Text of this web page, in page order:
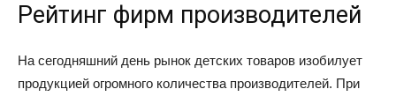
Рейтинг фирм производителей
На сегодняшний день рынок детских товаров изобилует
продукцией огромного количества производителей. При